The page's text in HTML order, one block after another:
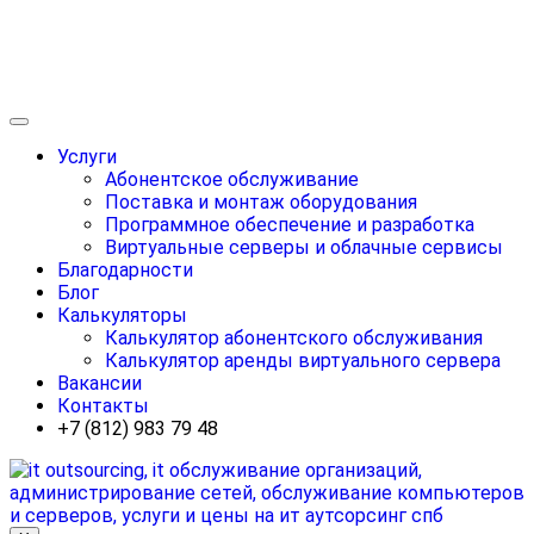
Услуги
Абонентское обслуживание
Поставка и монтаж оборудования
Программное обеспечение и разработка
Виртуальные серверы и облачные сервисы
Благодарности
Блог
Калькуляторы
Калькулятор абонентского обслуживания
Калькулятор аренды виртуального сервера
Вакансии
Контакты
+7 (812) 983 79 48